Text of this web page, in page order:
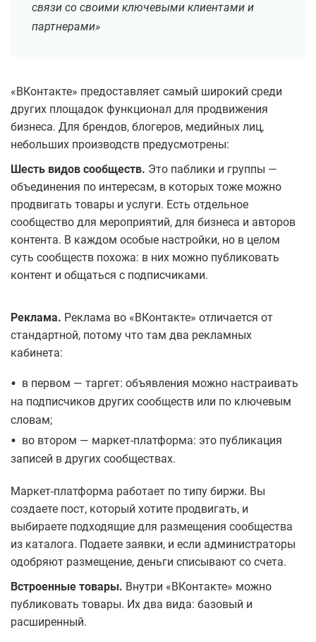
связи со своими ключевыми клиентами и
партнерами»
«ВКонтакте» предоставляет самый широкий среди
других площадок функционал для продвижения
бизнеса. Для брендов, блогеров, медийных лиц,
небольших производств предусмотрены:
Шесть видов сообществ. Это паблики и группы —
объединения по интересам, в которых тоже можно
продвигать товары и услуги. Есть отдельное
сообщество для мероприятий, для бизнеса и авторов
контента. В каждом особые настройки, но в целом
суть сообществ похожа: в них можно публиковать
контент и общаться с подписчиками.
Реклама. Реклама во «ВКонтакте» отличается от
стандартной, потому что там два рекламных
кабинета:
• в первом — таргет: объявления можно настраивать
на подписчиков других сообществ или по ключевым
словам;
• во втором — маркет-платформа: это публикация
записей в других сообществах.
Маркет-платформа работает по типу биржи. Вы
создаете пост, который хотите продвигать, и
выбираете подходящие для размещения сообщества
из каталога. Подаете заявки, и если администраторы
одобряют размещение, деньги списывают со счета.
Встроенные товары. Внутри «ВКонтакте» можно
публиковать товары. Их два вида: базовый и
расширенный.